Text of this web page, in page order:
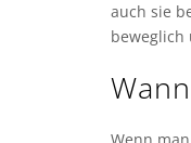
auch sie
beweglich